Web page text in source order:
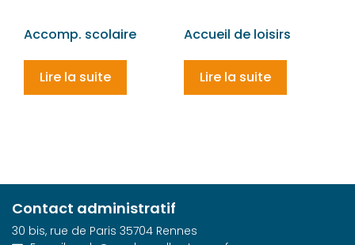
Accomp. scolaire
Lire la suite
Accueil de loisirs
Lire la suite
Contact administratif
30 bis, rue de Paris 35704 Rennes